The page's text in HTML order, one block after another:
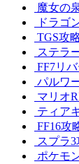
魔女の
ドラゴ
TGS攻
ステラ
FF7リ
パルワ
マリオ
ティア
FF16攻
スプラ3
ポケモ